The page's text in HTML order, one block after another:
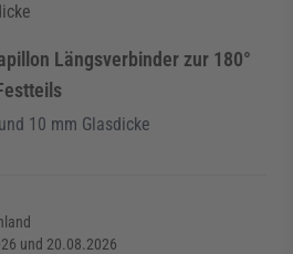
Längsverbinder zur 180°
10 mm Glasdicke
und 20.08.2026